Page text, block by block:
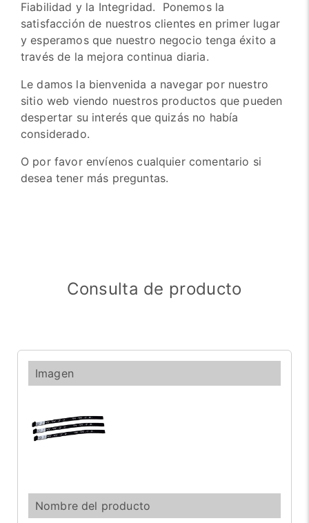
Fiabilidad y la Integridad. Ponemos la
satisfacción de nuestros clientes en primer lugar
y esperamos que nuestro negocio tenga éxito a
través de la mejora continua diaria.
Le damos la bienvenida a navegar por nuestro
sitio web viendo nuestros productos que pueden
despertar su interés que quizás no había
considerado.
O por favor envíenos cualquier comentario si
desea tener más preguntas.
Consulta de producto